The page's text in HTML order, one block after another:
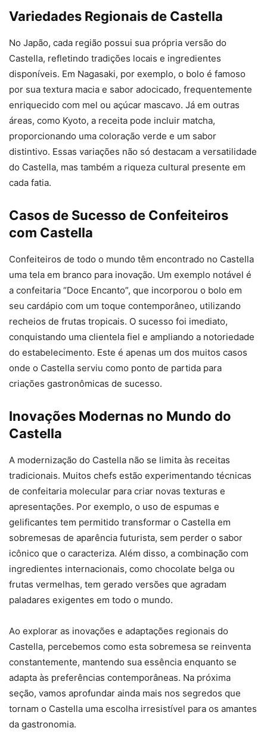
Variedades Regionais de Castella
No Japão, cada região possui sua própria versão do
Castella, refletindo tradições locais e ingredientes
disponíveis. Em Nagasaki, por exemplo, o bolo é famoso
por sua textura macia e sabor adocicado, frequentemente
enriquecido com mel ou açúcar mascavo. Já em outras
áreas, como Kyoto, a receita pode incluir matcha,
proporcionando uma coloração verde e um sabor
distintivo. Essas variações não só destacam a versatilidade
do Castella, mas também a riqueza cultural presente em
cada fatia.
Casos de Sucesso de Confeiteiros
com Castella
Confeiteiros de todo o mundo têm encontrado no Castella
uma tela em branco para inovação. Um exemplo notável é
a confeitaria “Doce Encanto”, que incorporou o bolo em
seu cardápio com um toque contemporâneo, utilizando
recheios de frutas tropicais. O sucesso foi imediato,
conquistando uma clientela fiel e ampliando a notoriedade
do estabelecimento. Este é apenas um dos muitos casos
onde o Castella serviu como ponto de partida para
criações gastronômicas de sucesso.
Inovações Modernas no Mundo do
Castella
A modernização do Castella não se limita às receitas
tradicionais. Muitos chefs estão experimentando técnicas
de confeitaria molecular para criar novas texturas e
apresentações. Por exemplo, o uso de espumas e
gelificantes tem permitido transformar o Castella em
sobremesas de aparência futurista, sem perder o sabor
icônico que o caracteriza. Além disso, a combinação com
ingredientes internacionais, como chocolate belga ou
frutas vermelhas, tem gerado versões que agradam
paladares exigentes em todo o mundo.
Ao explorar as inovações e adaptações regionais do
Castella, percebemos como esta sobremesa se reinventa
constantemente, mantendo sua essência enquanto se
adapta às preferências contemporâneas. Na próxima
seção, vamos aprofundar ainda mais nos segredos que
tornam o Castella uma escolha irresistível para os amantes
da gastronomia.